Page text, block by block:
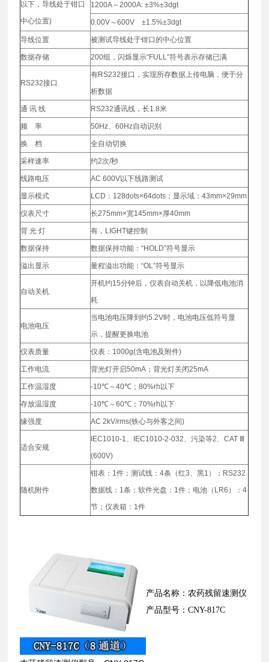
以下，导线处于钳口
中心位置)
1200A～2000A: ±3%±3dgt
0.00V～600V ±1.5%±3dgt
导线位置 被测试导线处于钳口的中心位置
数据存储 200组，闪烁显示“FULL”符号表示存储已满
RS232接口
有RS232接口，实现所存数据上传电脑，便于分
析数据
通 讯 线 RS232通讯线，长1.8米
频 率 50Hz、60Hz自动识别
换 档 全自动切换
采样速率 约2次/秒
线路电压 AC 600V以下线路测试
显示模式 LCD：128dots×64dots；显示域：43mm×29mm
仪表尺寸 长275mm×宽145mm×厚40mm
背 光 灯 有，LIGHT键控制
数据保持 数据保持功能：“HOLD”符号显示
溢出显示 量程溢出功能：“OL”符号显示
自动关机
开机约15分钟后，仪表自动关机，以降低电池消
耗
电池电压
当电池电压降到约5.2V时，电池电压低符号显
示，提醒更换电池
仪表质量 仪表：1000g(含电池及附件)
工作电流 背光灯开启50mA；背光灯关闭25mA
工作温湿度 -10℃～40℃；80%rh以下
存放温湿度 -10℃～60℃；70%rh以下
缘强度 AC 2kV/rms(铁心与外客之间)
适合安规
IEC1010-1、IEC1010-2-032、污染等2、CAT Ⅲ
(600V)
随机附件
钳表：1件；测试线：4条（红3、黑1）；RS232
数据线：1条；软件光盘：1件；电池（LR6）：4
节；仪表箱：1件
产品名称：农药残留速测仪
产品型号：CNY-817C